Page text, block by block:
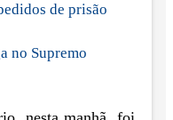
de prisão
no Supremo